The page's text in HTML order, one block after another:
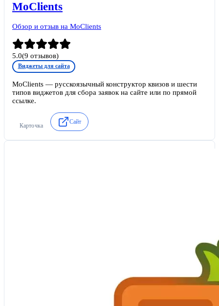
MoClients
Обзор и отзыв на MoClients
5.0(9 отзывов)
Виджеты для сайта
MoClients — русскоязычный конструктор квизов и шести
типов виджетов для сбора заявок на сайте или по прямой
ссылке.
Карточка
Сайт